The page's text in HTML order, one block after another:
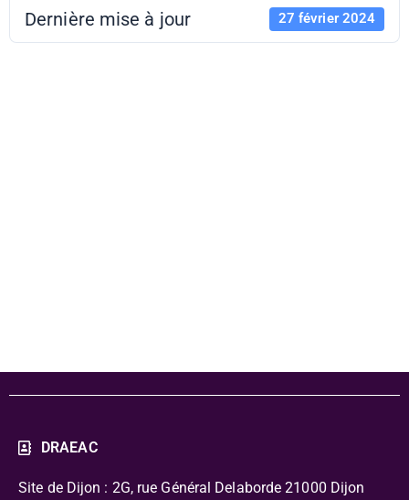
Dernière mise à jour 27 février 2024
DRAEAC
Site de Dijon : 2G, rue Général Delaborde 21000 Dijon